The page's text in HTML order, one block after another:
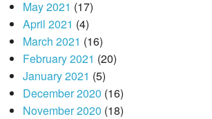
May 2021 (17)
April 2021 (4)
March 2021 (16)
February 2021 (20)
January 2021 (5)
December 2020 (16)
November 2020 (18)